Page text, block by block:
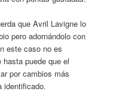
que Avril Lavigne lo
pero adornándolo con
este caso no es
puede que el
por cambios más
identificado.